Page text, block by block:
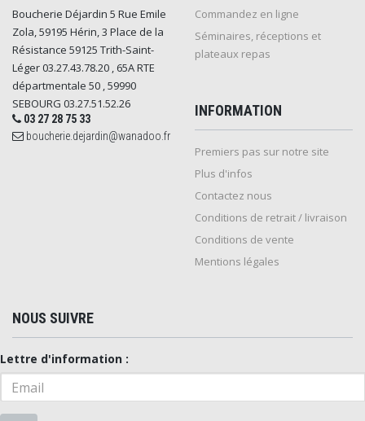
Boucherie Déjardin 5 Rue Emile
Zola, 59195 Hérin, 3 Place de la
Résistance 59125 Trith-Saint-
Léger 03.27.43.78.20 , 65A RTE
départmentale 50 , 59990
SEBOURG 03.27.51.52.26
03 27 28 75 33
boucherie.dejardin@wanadoo.fr
Commandez en ligne
Séminaires, réceptions et
plateaux repas
INFORMATION
Premiers pas sur notre site
Plus d'infos
Contactez nous
Conditions de retrait / livraison
Conditions de vente
Mentions légales
NOUS SUIVRE
Lettre d'information :